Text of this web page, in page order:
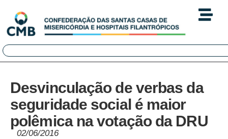
Desvinculação de verbas da
seguridade social é maior
polêmica na votação da DRU
02/06/2016